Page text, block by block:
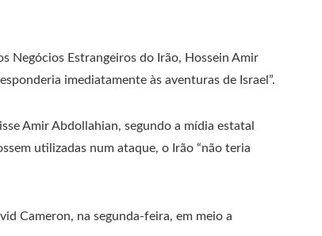
Negócios Estrangeiros do Irão, Hossein Amir
imediatamente às aventuras de Israel”.
Amir Abdollahian, segundo a mídia estatal
utilizadas num ataque, o Irão “não teria
Cameron, na segunda-feira, em meio a